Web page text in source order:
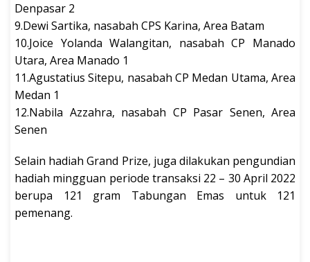
Denpasar 2
9.Dewi Sartika, nasabah CPS Karina, Area Batam
10.Joice Yolanda Walangitan, nasabah CP Manado
Utara, Area Manado 1
11.Agustatius Sitepu, nasabah CP Medan Utama, Area
Medan 1
12.Nabila Azzahra, nasabah CP Pasar Senen, Area
Senen
Selain hadiah Grand Prize, juga dilakukan pengundian
hadiah mingguan periode transaksi 22 – 30 April 2022
berupa 121 gram Tabungan Emas untuk 121
pemenang.